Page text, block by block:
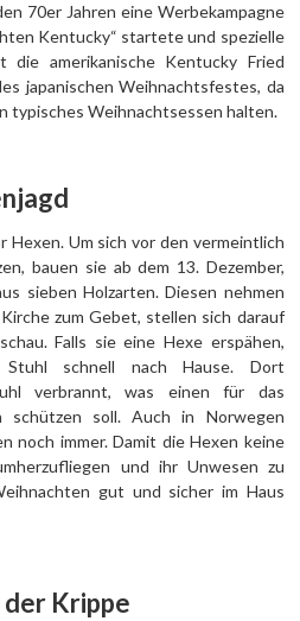
70er Jahren eine Werbekampagne
Kentucky“ startete und spezielle
die amerikanische Kentucky Fried
japanischen Weihnachtsfestes, da
typisches Weihnachtsessen halten.
Hexen. Um sich vor den vermeintlich
bauen sie ab dem 13. Dezember,
sieben Holzarten. Diesen nehmen
zum Gebet, stellen sich darauf
Falls sie eine Hexe erspähen,
schnell nach Hause. Dort
verbrannt, was einen für das
schützen soll. Auch in Norwegen
noch immer. Damit die Hexen keine
und ihr Unwesen zu
gut und sicher im Haus
der Krippe